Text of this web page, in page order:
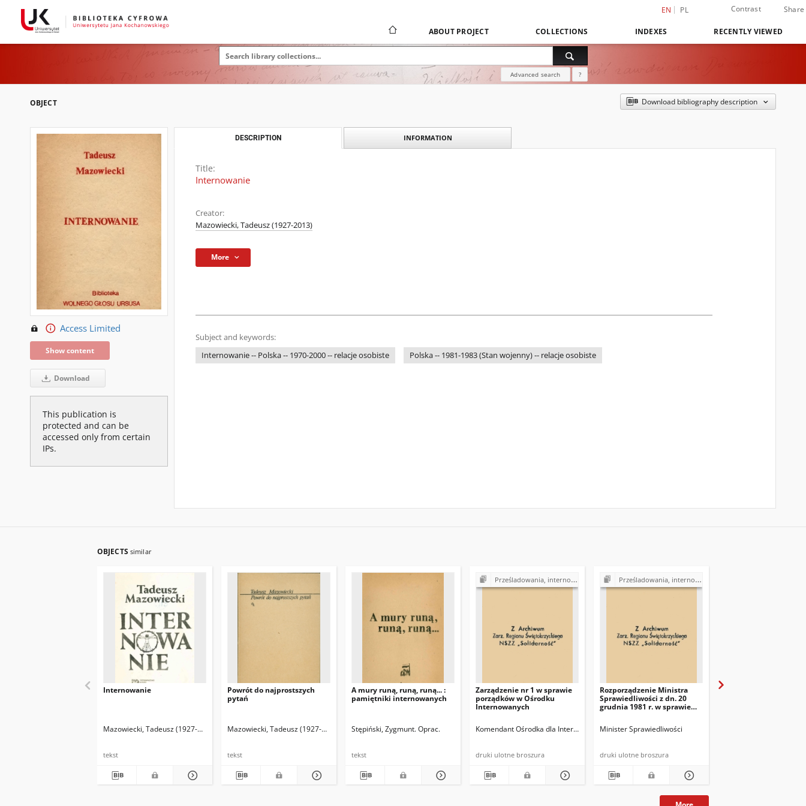
EN PL Contrast Share
ABOUT PROJECT COLLECTIONS INDEXES RECENTLY VIEWED
Advanced search ?
OBJECT Download bibliography description
Access Limited
Show content
Download
This publication is
protected and can be
accessed only from certain
IPs.
DESCRIPTION INFORMATION
Title:
Internowanie
Creator:
Mazowiecki, Tadeusz (1927-2013)
More
Subject and keywords:
Internowanie -- Polska -- 1970-2000 -- relacje osobiste
Polska -- 1981-1983 (Stan wojenny) -- relacje osobiste
OBJECTS similar
Internowanie
Mazowiecki, Tadeusz (1927-2013)
tekst
Powrót do najprostszych
pytań
Mazowiecki, Tadeusz (1927-2013)
tekst
A mury runą, runą, runą... :
pamiętniki internowanych
Stępiński, Zygmunt. Oprac.
tekst
Prześladowania, internowania w Polsce (1980-1985)
Zarządzenie nr 1 w sprawie
porządków w Ośrodku
Internowanych
Komendant Ośrodka dla Internowanych w Kielcach
druki ulotne broszura
Prześladowania, internowania w Polsce (1980-1985)
Rozporządzenie Ministra
Sprawiedliwości z dn. 20
grudnia 1981 r. w sprawie
odosobnienia
Minister Sprawiedliwości
druki ulotne broszura